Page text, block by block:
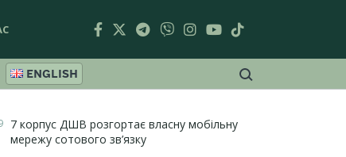
ENGLISH
7 корпус ДШВ розгортає власну мобільну
мережу сотового зв’язку